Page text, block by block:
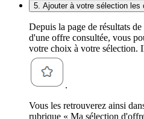
5. Ajouter à votre sélection les
Depuis la page de résultats
d'une offre consultée, vous
votre choix à votre sélection.
.
Vous les retrouverez ainsi
rubrique « Ma sélection